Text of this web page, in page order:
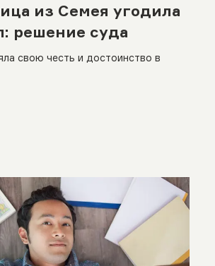
из Семея угодила
решение суда
свою честь и достоинство в